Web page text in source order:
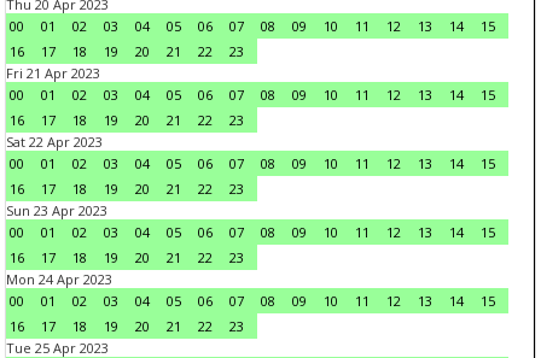
Thu 20 Apr 2023
00
01 02 03 04 05 06 07 08 09 10 11 12 13 14
15
16
17 18 19 20 21 22
23
Fri 21 Apr 2023
00
01 02 03 04 05 06 07 08 09 10 11 12 13 14
15
16
17 18 19 20 21 22
23
Sat 22 Apr 2023
00
01 02 03 04 05 06 07 08 09 10 11 12 13 14
15
16
17 18 19 20 21 22
23
Sun 23 Apr 2023
00
01 02 03 04 05 06 07 08 09 10 11 12 13 14
15
16
17 18 19 20 21 22
23
Mon 24 Apr 2023
00
01 02 03 04 05 06 07 08 09 10 11 12 13 14
15
16
17 18 19 20 21 22
23
Tue 25 Apr 2023